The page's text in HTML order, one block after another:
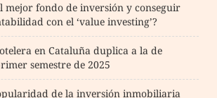
mejor fondo de inversión y conseguir
con el ‘value investing’?
en Cataluña duplica a la de
semestre de 2025
de la inversión inmobiliaria